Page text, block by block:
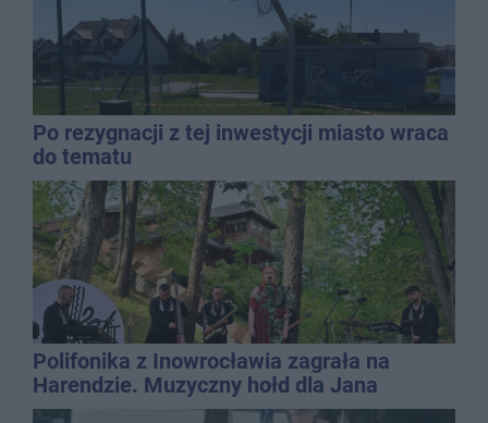
Po rezygnacji z tej inwestycji miasto wraca
do tematu
Polifonika z Inowrocławia zagrała na
Harendzie. Muzyczny hołd dla Jana
Kasprowicza